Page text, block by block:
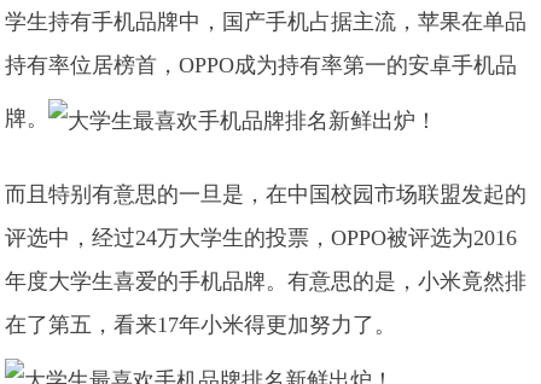
学生持有手机品牌中，国产手机占据主流，苹果在单品
持有率位居榜首，OPPO成为持有率第一的安卓手机品
牌。
而且特别有意思的一旦是，在中国校园市场联盟发起的
评选中，经过24万大学生的投票，OPPO被评选为2016
年度大学生喜爱的手机品牌。有意思的是，小米竟然排
在了第五，看来17年小米得更加努力了。